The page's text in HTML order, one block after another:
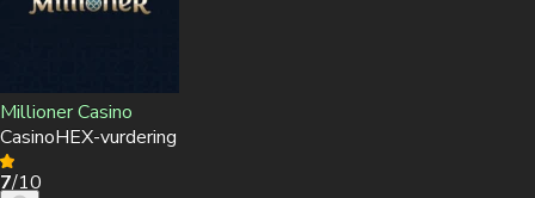
Millioner Casino
CasinoHEX-vurdering
7/10